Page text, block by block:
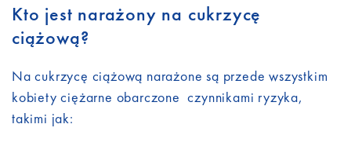
Kto jest narażony na cukrzycę
ciążową?
Na cukrzycę ciążową narażone są przede wszystkim
kobiety ciężarne obarczone czynnikami ryzyka,
takimi jak: